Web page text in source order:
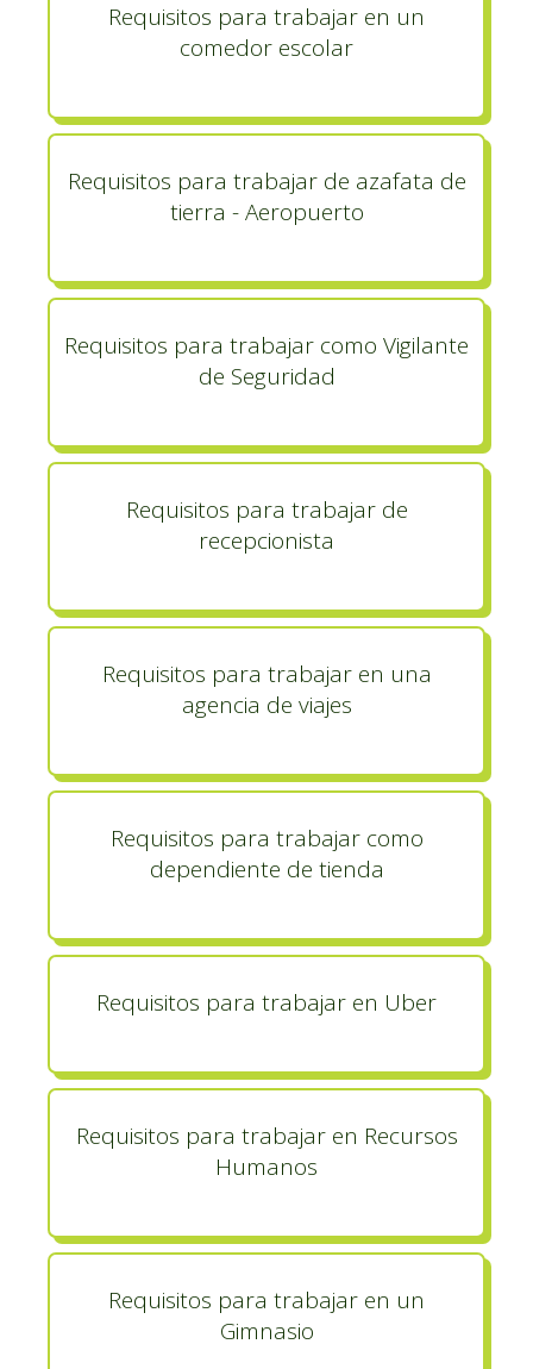
Requisitos para trabajar en un
comedor escolar
Requisitos para trabajar de azafata de
tierra - Aeropuerto
Requisitos para trabajar como Vigilante
de Seguridad
Requisitos para trabajar de
recepcionista
Requisitos para trabajar en una
agencia de viajes
Requisitos para trabajar como
dependiente de tienda
Requisitos para trabajar en Uber
Requisitos para trabajar en Recursos
Humanos
Requisitos para trabajar en un
Gimnasio